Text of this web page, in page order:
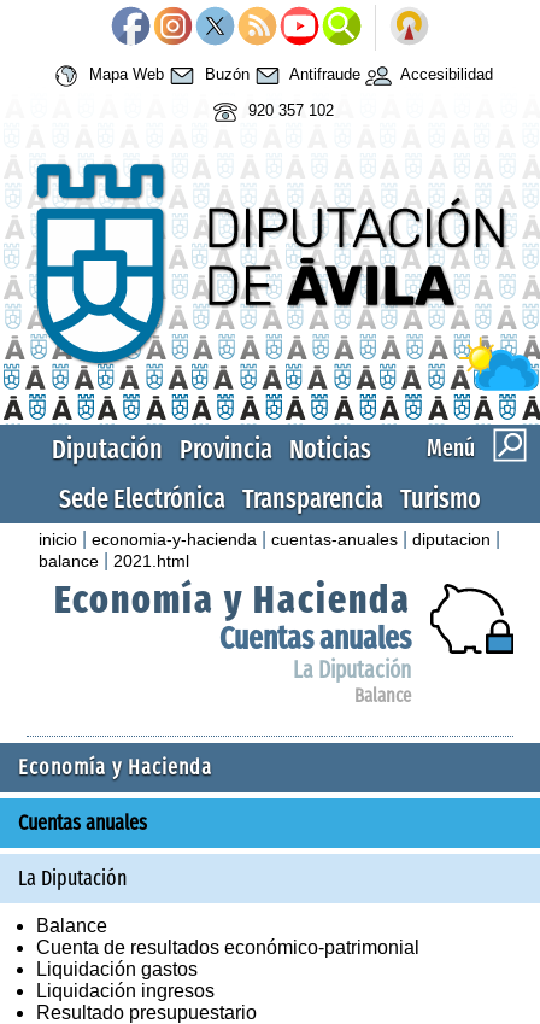
Mapa Web Buzón Antifraude
Accesibilidad
920 357 102
Menú
Diputación Provincia Noticias
Sede Electrónica Transparencia Turismo
inicio |economia-y-hacienda |cuentas-anuales |diputacion
balance 2021.html
Economía y Hacienda
Cuentas anuales
La Diputación
Balance
Economía y Hacienda
Cuentas anuales
La Diputación
Balance
Cuenta de resultados económico-patrimonial
Liquidación gastos
Liquidación ingresos
Resultado presupuestario